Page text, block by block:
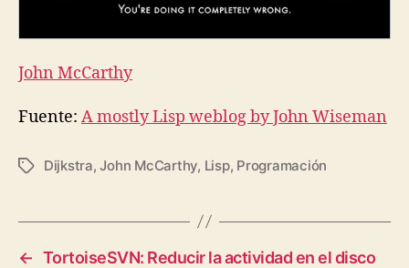
John McCarthy
Fuente: A mostly Lisp weblog by John Wiseman
TagsDijkstra,John McCarthy, Lisp, Programación
← TortoiseSVN: Reducir la actividad en el disco